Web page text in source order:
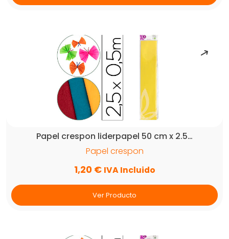
Papel crespon liderpapel 50 cm x 2.5…
Papel crespon
1,20 € IVA Incluido
Ver Producto